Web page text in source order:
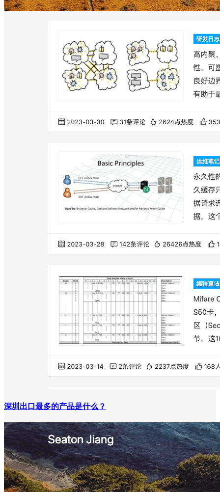
深圳出口最多的产品是什么？